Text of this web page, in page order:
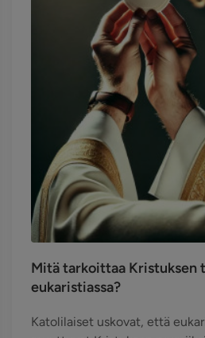
Mitä tarkoittaa Kristuksen
eukaristiassa?
Katolilaiset uskovat, että